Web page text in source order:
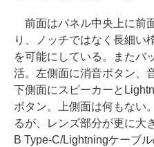
前面はパネル中央上に前
り、ノッチではなく長細い
を可能にしている。またバ
活。左側面に消音ボタン、
下側面にスピーカーと
ボタン。上側面は何もない
るが、レンズ部分が更に大
B Type-C/Lightningケーブル